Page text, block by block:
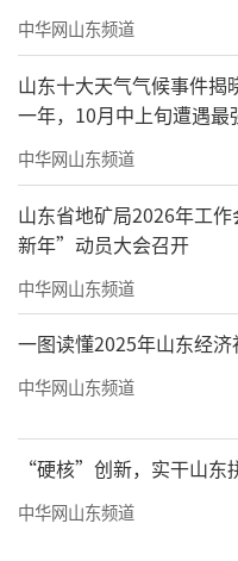
Horizon冰箱
位
作为全球旗舰
海尔冰箱全球化、
将持续巩固其行业
在用户最为挑
中华网山东频道
山东十大天气气候事件
一年，10月中上旬遭遇最
中华网山东频道
山东省地矿局2026年工
新年”动员大会召开
中华网山东频道
一图读懂2025年山东经
中华网山东频道
“硬核”创新，实干山东
中华网山东频道